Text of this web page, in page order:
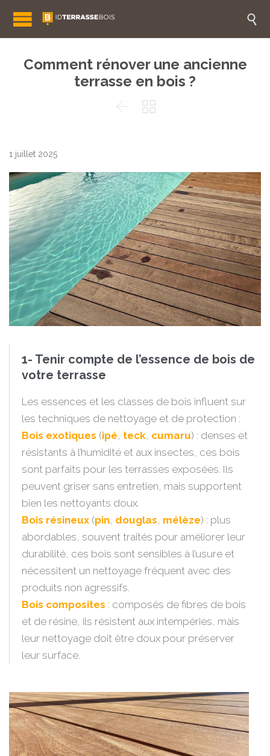

Comment rénover une ancienne
terrasse en bois ?
 
1 juillet 2025
1- Tenir compte de l’essence de bois de
votre terrasse
Les essences et les classes de bois influent sur
les techniques de nettoyage et de protection :
Bois exotiques (ipé, teck, cumaru) : denses et
résistants à l’humidité et aux insectes, ces bois
sont parfaits pour les terrasses exposées. Ils
peuvent griser sans entretien, mais supportent
bien les nettoyants doux.
Bois résineux (pin, douglas, mélèze) : plus
abordables, souvent traités pour améliorer leur
durabilité, ces bois sont sensibles à l’usure et
nécessitent un nettoyage fréquent avec des
produits non agressifs.
Bois composites : composés de fibres de bois
et de résine, ils résistent aux intempéries, mais
leur nettoyage doit être doux pour préserver
leur surface.